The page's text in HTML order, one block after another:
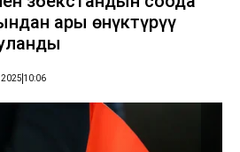
ары өнүктүрүү
10:06